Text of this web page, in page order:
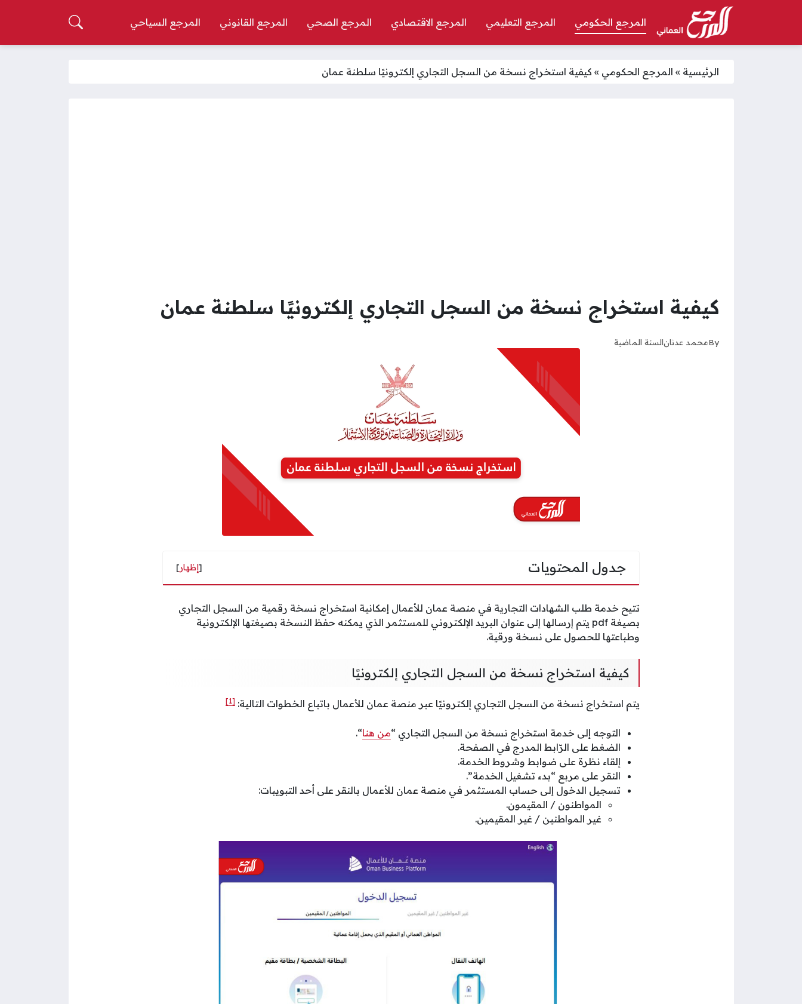
المرجع الحكومي المرجع التعليمي المرجع الاقتصادي المرجع الصحي المرجع القانوني المرجع السياحي
الرئيسية » المرجع الحكومي » كيفية استخراج نسخة من السجل التجاري إلكترونيًا سلطنة عمان
كيفية استخراج نسخة من السجل التجاري إلكترونيًا سلطنة عمان
Byمحمد عدنانالسنة الماضية
جدول المحتويات [إظهار]
تتيح خدمة طلب الشهادات التجارية في منصة عمان للأعمال إمكانية استخراج نسخة رقمية من السجل التجاري
بصيغة pdf يتم إرسالها إلى عنوان البريد الإلكتروني للمستثمر الذي يمكنه حفظ النسخة بصيغتها الإلكترونية
وطباعتها للحصول على نسخة ورقية.
كيفية استخراج نسخة من السجل التجاري إلكترونيًا
يتم استخراج نسخة من السجل التجاري إلكترونيًا عبر منصة عمان للأعمال باتباع الخطوات التالية: [1]
التوجه إلى خدمة استخراج نسخة من السجل التجاري “من هنا“.
الضغط على الرّابط المدرج في الصفحة.
إلقاء نظرة على ضوابط وشروط الخدمة.
النقر على مربع “بدء تشغيل الخدمة”.
تسجيل الدخول إلى حساب المستثمر في منصة عمان للأعمال بالنقر على أحد التبويبات:
المواطنون / المقيمون.
غير المواطنين / غير المقيمين.